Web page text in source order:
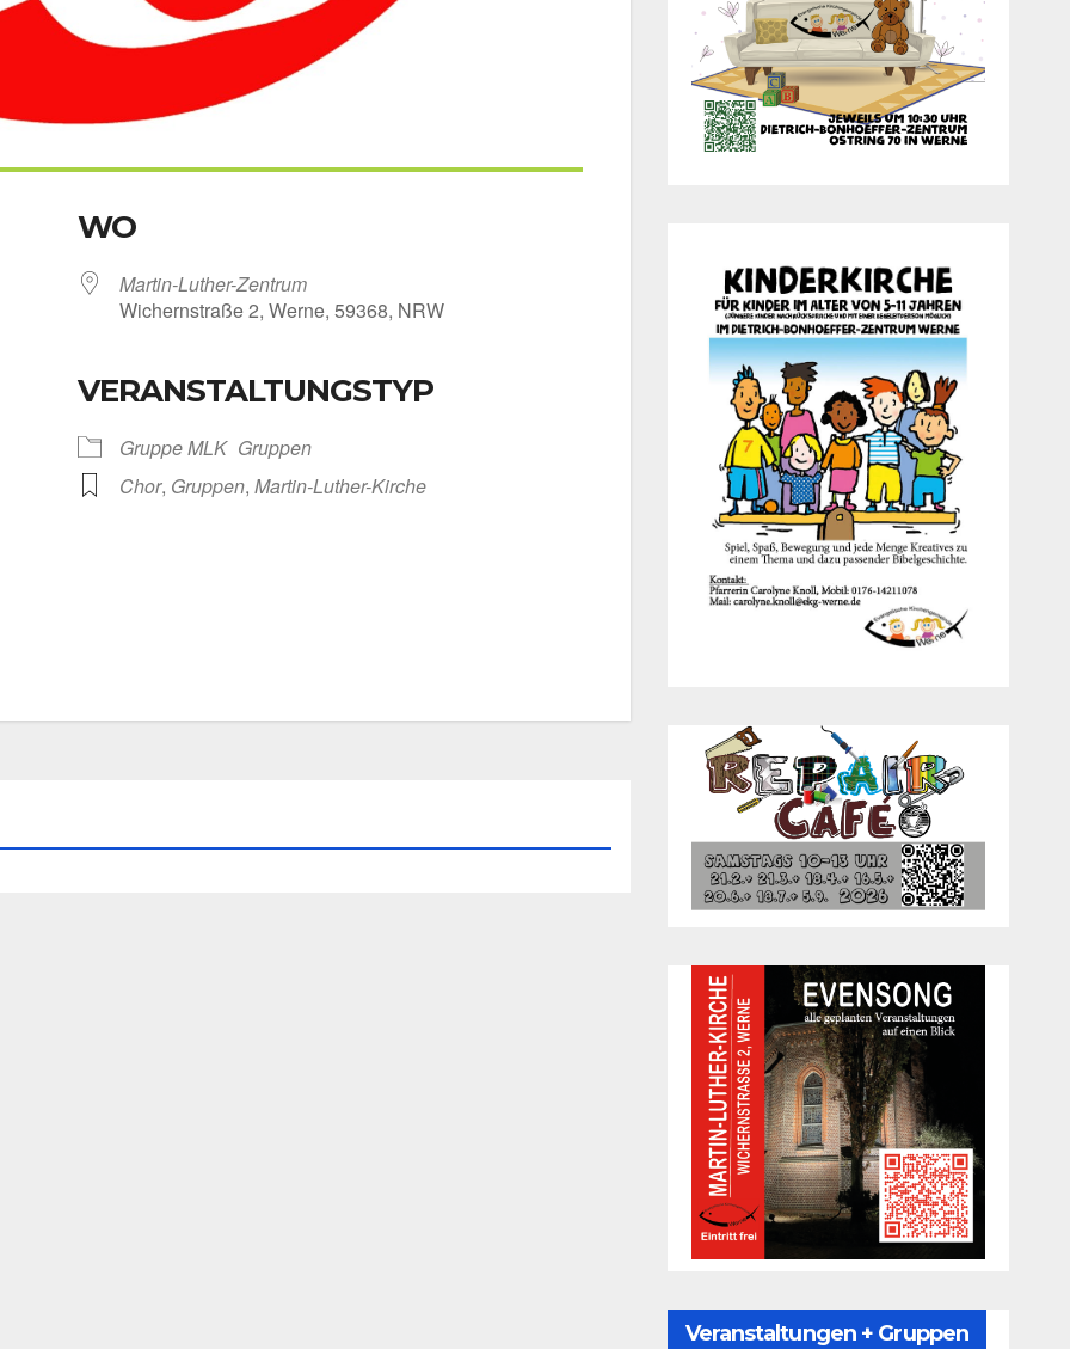
Out­look Live
WO
Martin-Luther-Zentrum
Wichern­stra­ße 2, Wer­ne, 59368, NRW
VERANSTALTUNGSTYP
Grup­pe MLK Grup­pen
Chor, Grup­pen, Martin-Luther-Kirche
Veranstaltungen + Gruppen